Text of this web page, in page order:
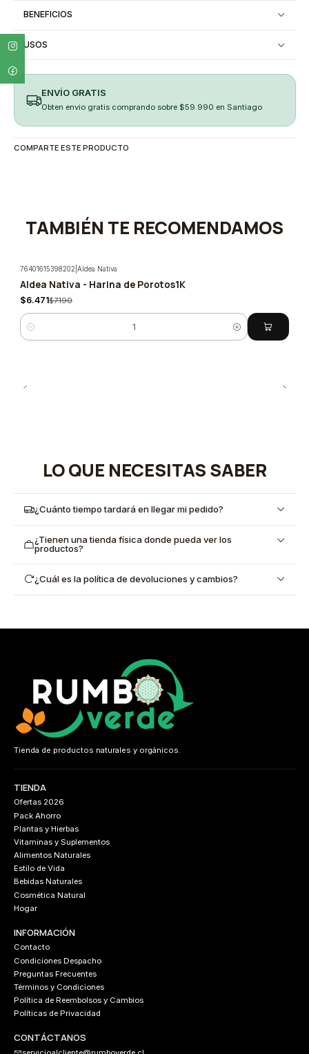
BENEFICIOS
USOS
ENVÍO GRATIS
Obten envio gratis comprando sobre $59.990 en Santiago
COMPARTE ESTE PRODUCTO
TAMBIÉN TE RECOMENDAMOS
-10%
76401615398202 |Aldea Nativa
Aldea Nativa - Harina de Porotos1K
$6.471$7.190
Cantidad
LO QUE NECESITAS SABER
¿Cuánto tiempo tardará en llegar mi pedido?
¿Tienen una tienda física donde pueda ver los
productos?
¿Cuál es la política de devoluciones y cambios?
Tienda de productos naturales y orgánicos.
TIENDA
Ofertas 2026
Pack Ahorro
Plantas y Hierbas
Vitaminas y Suplementos
Alimentos Naturales
Estilo de Vida
Bebidas Naturales
Cosmética Natural
Hogar
INFORMACIÓN
Contacto
Condiciones Despacho
Preguntas Frecuentes
Términos y Condiciones
Política de Reembolsos y Cambios
Políticas de Privacidad
CONTÁCTANOS